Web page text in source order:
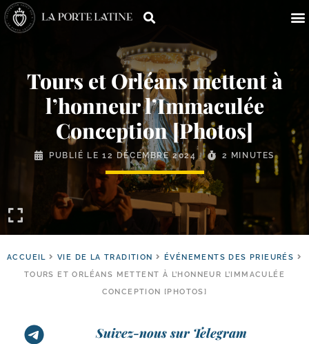
Tours et Orléans mettent à
l’honneur l’Immaculée
Conception [Photos]
PUBLIÉ LE 12 DÉCEMBRE 2024 2 MINUTES
ACCUEIL VIE DE LA TRADITION
ÉVÉNEMENTS DES PRIEURÉS
TOURS ET ORLÉANS METTENT À L’HONNEUR L’IMMACULÉE
CONCEPTION [PHOTOS]
Suivez-nous sur Telegram